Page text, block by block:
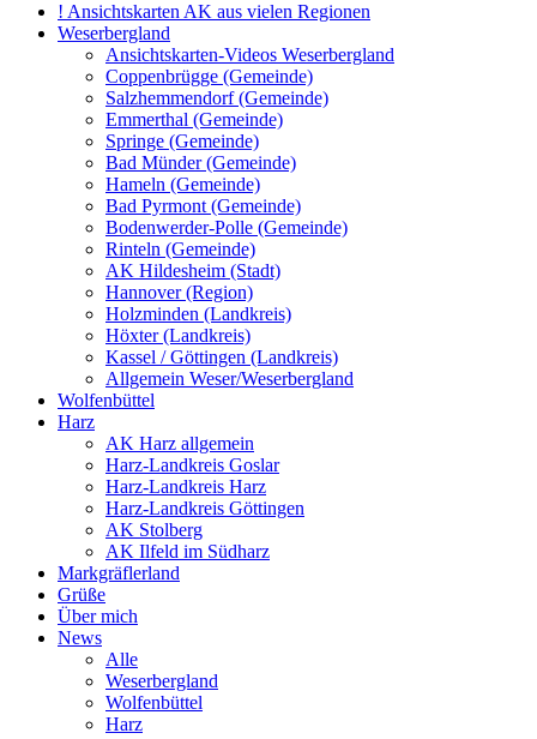
! Ansichtskarten AK aus vielen Regionen
Weserbergland
Ansichtskarten-Videos Weserbergland
Coppenbrügge (Gemeinde)
Salzhemmendorf (Gemeinde)
Emmerthal (Gemeinde)
Springe (Gemeinde)
Bad Münder (Gemeinde)
Hameln (Gemeinde)
Bad Pyrmont (Gemeinde)
Bodenwerder-Polle (Gemeinde)
Rinteln (Gemeinde)
AK Hildesheim (Stadt)
Hannover (Region)
Holzminden (Landkreis)
Höxter (Landkreis)
Kassel / Göttingen (Landkreis)
Allgemein Weser/Weserbergland
Wolfenbüttel
Harz
AK Harz allgemein
Harz-Landkreis Goslar
Harz-Landkreis Harz
Harz-Landkreis Göttingen
AK Stolberg
AK Ilfeld im Südharz
Markgräflerland
Grüße
Über mich
News
Alle
Weserbergland
Wolfenbüttel
Harz